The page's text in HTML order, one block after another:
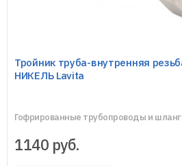
Тройник труба-внутренняя
НИКЕЛЬ Lavita
Гофрированные трубопроводы и
1140 руб.